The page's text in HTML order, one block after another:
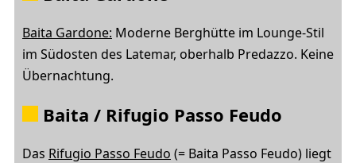
Baita Gardone: Moderne Berghütte im Lounge-Stil
im Südosten des Latemar, oberhalb Predazzo. Keine
Übernachtung.
Baita / Rifugio Passo Feudo
Das Rifugio Passo Feudo (= Baita Passo Feudo) liegt